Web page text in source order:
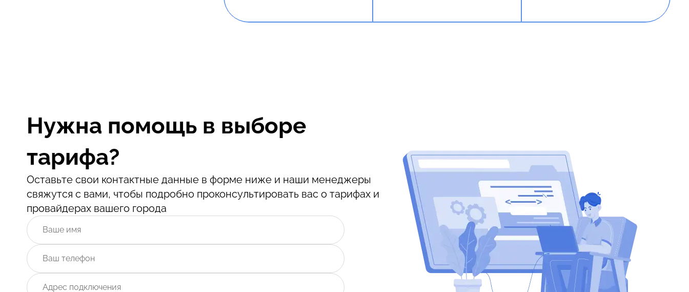
Нужна помощь в выборе
тарифа?
Оставьте свои контактные данные в форме ниже и наши менеджеры
свяжутся с вами, чтобы подробно проконсультировать вас о тарифах и
провайдерах вашего города